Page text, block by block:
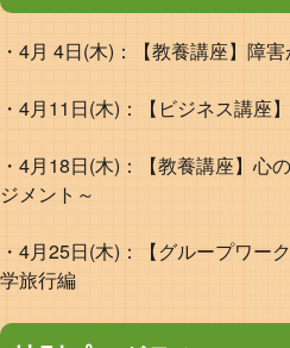
・4月 4日(木)：【教養講座】障
・4月11日(木)：【ビジネス講座
・4月18日(木)：【教養講座】心
ジメント～
・4月25日(木)：【グループワー
学旅行編